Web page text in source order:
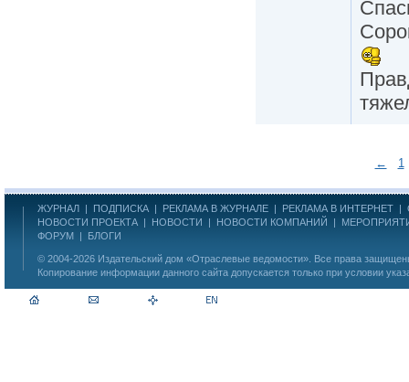
← 1
ЖУРНАЛ | ПОДПИСКА | РЕКЛАМА В ЖУРНАЛЕ | РЕКЛАМА В ИНТЕРНЕТ |
НОВОСТИ ПРОЕКТА | НОВОСТИ | НОВОСТИ КОМПАНИЙ |
ФОРУМ | БЛОГИ
© 2004-2026 Издательский дом «Отраслевые ведомости» . Все права
Копирование информации данного сайта допускается только при условии